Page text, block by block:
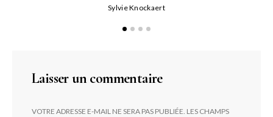
Sylvie Knockaert
Laisser un commentaire
VOTRE ADRESSE E-MAIL NE SERA PAS PUBLIÉE. LES CHAMPS